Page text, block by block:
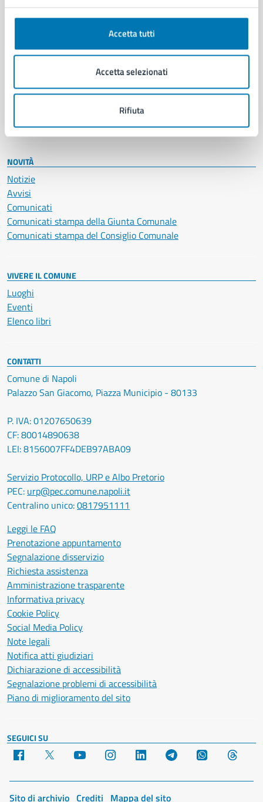
Accetta tutti
Accetta selezionati
Rifiuta
Cultura e tempo libero
Educazione e formazione
Giustizia e sicurezza pubblica
Salute, benessere e assistenza
NOVITÀ
Notizie
Avvisi
Comunicati
Comunicati stampa della Giunta Comunale
Comunicati stampa del Consiglio Comunale
VIVERE IL COMUNE
Luoghi
Eventi
Elenco libri
CONTATTI
Comune di Napoli
Palazzo San Giacomo, Piazza Municipio - 80133
P. IVA: 01207650639
CF: 80014890638
LEI: 8156007FF4DEB97ABA09
Servizio Protocollo, URP e Albo Pretorio
PEC: urp@pec.comune.napoli.it
Centralino unico:0817951111
Leggi le FAQ
Prenotazione appuntamento
Segnalazione disservizio
Richiesta assistenza
Amministrazione trasparente
Informativa privacy
Cookie Policy
Social Media Policy
Note legali
Notifica atti giudiziari
Dichiarazione di accessibilità
Segnalazione problemi di accessibilità
Piano di miglioramento del sito
SEGUICI SU
Facebook YouTube Instagram LinkedIn Telegram WhatsApp
Sito di archivio Crediti Mappa del sito